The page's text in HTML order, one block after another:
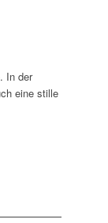
In der
eine stille